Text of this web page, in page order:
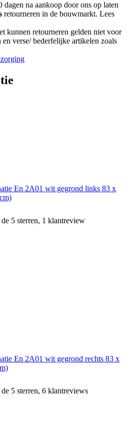
na aankoop door ons op laten
retourneren in de bouwmarkt. Lees
kunnen retourneren gelden niet voor
en verse/ bederfelijke artikelen zoals
En 2A01 wit gegrond links 83 x
5 sterren, 1 klantreview
En 2A01 wit gegrond rechts 83 x
5 sterren, 6 klantreviews